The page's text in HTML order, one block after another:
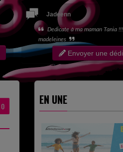
Jadeenn
Dedicate à ma maman Tania
madeleines
Envoyer une
0 EN UNE